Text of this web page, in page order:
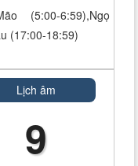
(5:00-6:59),Ngọ
(17:00-18:59)
Lịch âm
9